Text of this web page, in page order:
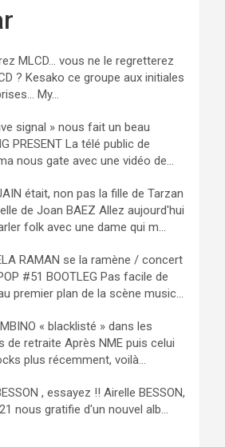
MLCD… vous ne le regretterez
? Kesako ce groupe aux initiales
My...
signal » nous fait un beau
PRESENT La télé public de
nous gate avec une vidéo de...
était, non pas la fille de Tarzan
de Joan BAEZ Allez aujourd'hui
folk avec une dame qui m...
RAMAN se la ramène / concert
#51 BOOTLEG Pas facile de
premier plan de la scène music...
« blacklisté » dans les
de retraite Après NME puis celui
plus récemment, voilà...
, essayez !! Airelle BESSON,
nous gratifie d'un nouvel alb...